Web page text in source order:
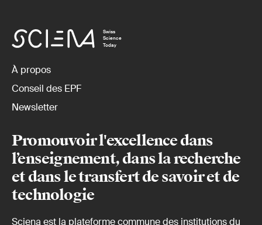
Swiss
Science
Today
À propos
Conseil des EPF
Newsletter
Promouvoir l'excellence dans
l’enseignement, dans la recherche
et dans le transfert de savoir et de
technologie
Sciena est la plateforme commune des institutions du